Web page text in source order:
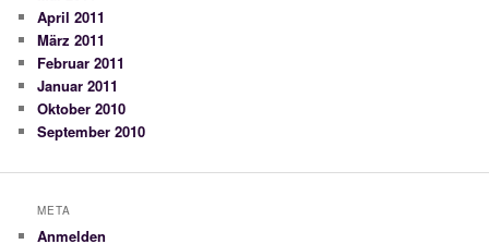
April 2011
März 2011
Februar 2011
Januar 2011
Oktober 2010
September 2010
META
Anmelden